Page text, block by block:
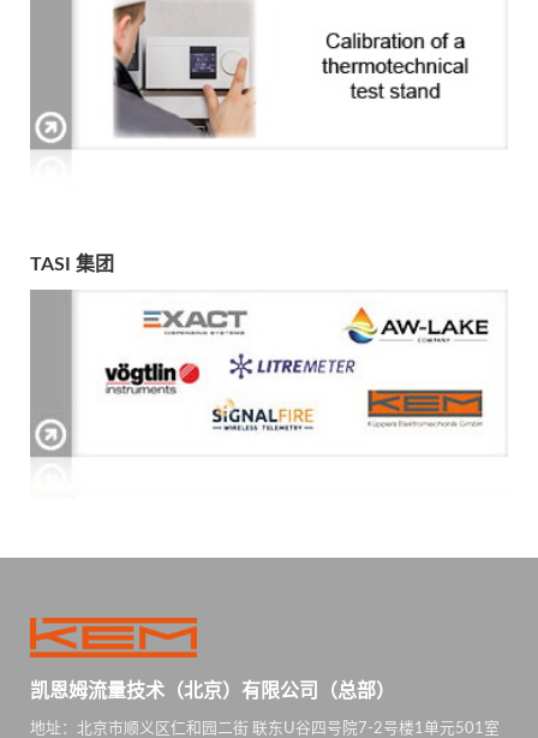
TASI 集团
凯恩姆流量技术（北京）有限公司（总部）
地址：北京市顺义区仁和园二街 联东U谷四号院7-2号楼1单元501室